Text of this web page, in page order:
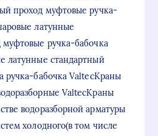
проход муфтовые ручка-
латунные
ручка-бабочка
латунные стандартный
ручка-бабочка ValtecКраны
ValtecКраны
водоразборной арматуры
холодного(в том числе